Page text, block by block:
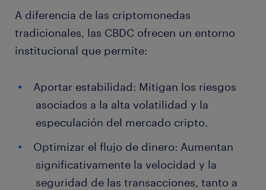
A diferencia de las criptomonedas
tradicionales, las CBDC ofrecen un entorno
institucional que permite:
Aportar estabilidad: Mitigan los riesgos
asociados a la alta volatilidad y la
especulación del mercado cripto.
Optimizar el flujo de dinero: Aumentan
significativamente la velocidad y la
seguridad de las transacciones, tanto a